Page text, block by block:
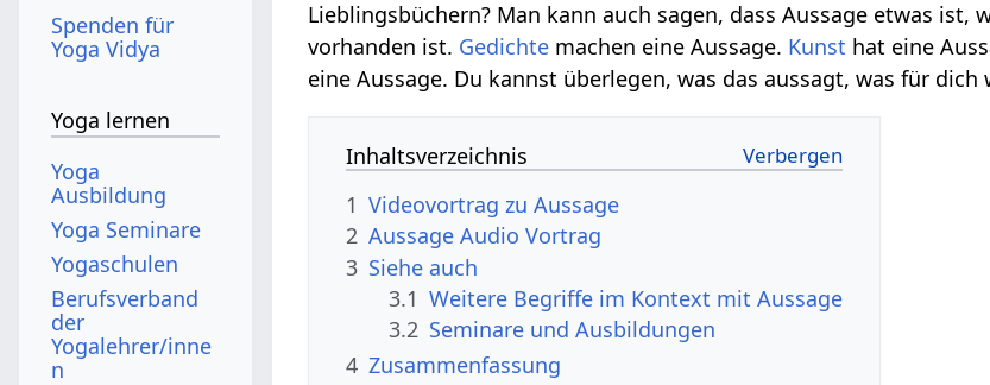
Lieblingsbüchern? Man kann auch sagen, dass Aussage etwas ist,
vorhanden ist. Gedichte machen eine Aussage. Kunst hat eine
eine Aussage. Du kannst überlegen, was das aussagt, was für dich
Inhaltsverzeichnis
1
2
Aussage‏‎ Audio Vortrag
3 Siehe auch
3.1
3.2 Seminare und Ausbildungen
4 Zusammenfassung
Spenden für
Yoga Vidya
Yoga lernen
Yoga
Ausbildung
Yoga Seminare
Yogaschulen
Berufsverband
der
Yogalehrer/inne
n